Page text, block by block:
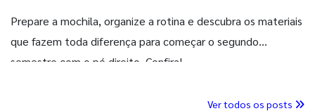
Prepare a mochila, organize a rotina e descubra os materiais
que fazem toda diferença para começar o segundo
semestre com o pé direito. Confira!
Ver todos os posts